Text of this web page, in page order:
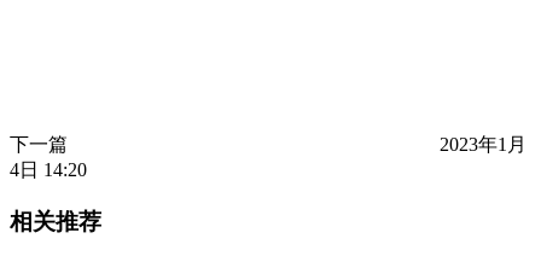
下一篇
2023年1月
4日 14:20
相关推荐